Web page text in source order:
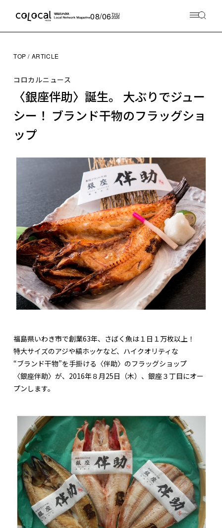
08/06THU
2026
TOP ARTICLE
コロカルニュース
〈銀座伴助〉誕生。 大ぶりでジュー
シー！ ブランド干物のフラッグショ
ップ
福島県いわき市で創業63年、さばく魚は１日１万枚以上！
特大サイズのアジや縞ホッケなど、ハイクオリティな
“ブランド干物”を手掛ける〈伴助〉のフラッグショップ
〈銀座伴助〉が、2016年８月25日（木）、銀座３丁目にオー
プンします。